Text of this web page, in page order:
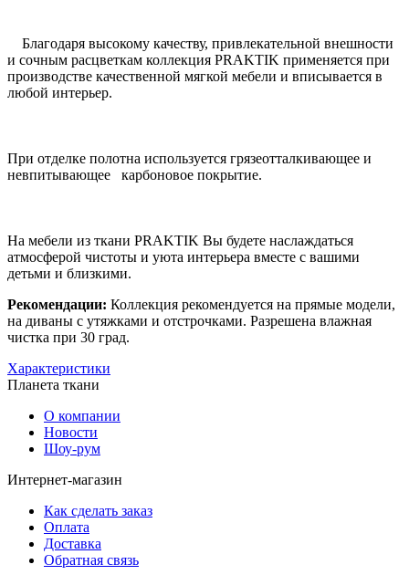
Благодаря высокому качеству, привлекательной внешности
и сочным расцветкам коллекция PRAKTIK применяется при
производстве качественной мягкой мебели и вписывается в
любой интерьер.
При отделке полотна используется грязеотталкивающее и
невпитывающее карбоновое покрытие.
На мебели из ткани PRAKTIK Вы будете наслаждаться
атмосферой чистоты и уюта интерьера вместе с вашими
детьми и близкими.
Рекомендации: Коллекция рекомендуется на прямые модели,
на диваны с утяжками и отстрочками. Разрешена влажная
чистка при 30 град.
Характеристики
Планета ткани
О компании
Новости
Шоу-рум
Интернет-магазин
Как сделать заказ
Оплата
Доставка
Обратная связь